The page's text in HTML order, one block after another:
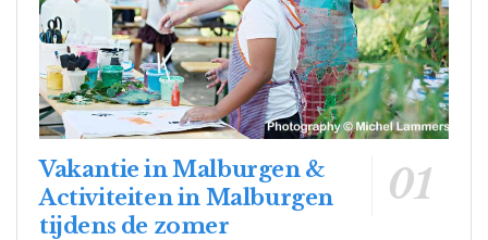
Vakantie in Malburgen &
Activiteiten in Malburgen
tijdens de zomer